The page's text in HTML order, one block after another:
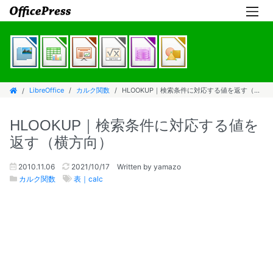
LibreOffice カルク関数 HLOOKUP｜検索条件に対応する値を返す（横方向）
HLOOKUP｜検索条件に対応する値を
返す（横方向）
2010.11.06 2021/10/17
Written by yamazo
カルク関数
表｜calc